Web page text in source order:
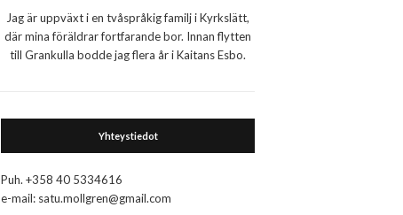
Jag är uppväxt i en tvåspråkig familj i Kyrkslätt,
där mina föräldrar fortfarande bor. Innan flytten
till Grankulla bodde jag flera år i Kaitans Esbo.
Yhteystiedot
Puh. +358 40 5334616
e-mail: satu.mollgren@gmail.com